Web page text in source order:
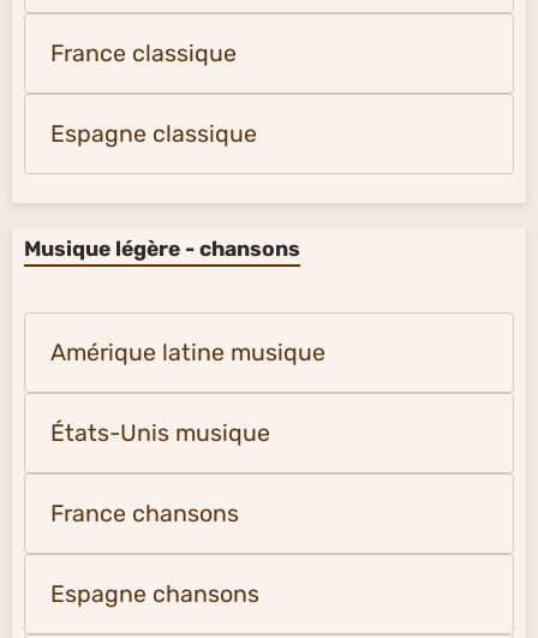
France classique
Espagne classique
Musique légère - chansons
Amérique latine musique
États-Unis musique
France chansons
Espagne chansons